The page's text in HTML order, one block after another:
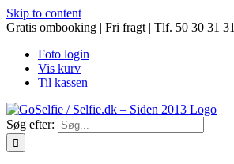
Skip to content
Gratis ombooking | Fri fragt | Tlf. 50 30 31 31
Foto login
Vis kurv
Til kassen
Søg efter: